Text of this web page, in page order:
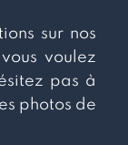
sur nos
voulez
pas à
photos de